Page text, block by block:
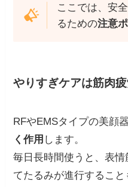
ここでは、安
るための注意
やりすぎケアは筋肉
RFやEMSタイプの美顔器
く作用 します。
毎日長時間使うと、表
てたるみが進行すること